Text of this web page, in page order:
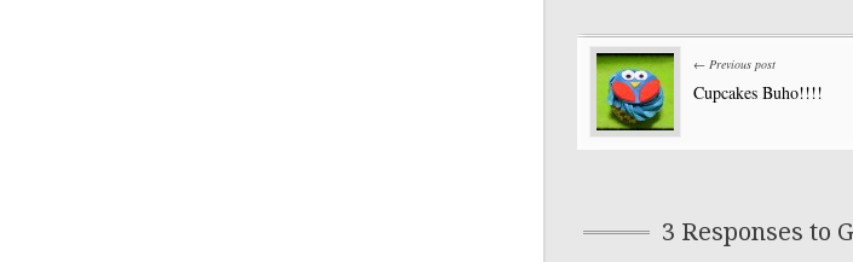
← Previous post
Cupcakes Buho!!!!
3 Responses to